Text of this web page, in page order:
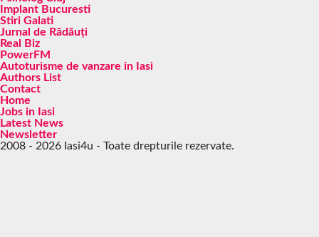
Implant Bucuresti
Stiri Galati
Jurnal de Rădăuți
Real Biz
PowerFM
Autoturisme de vanzare in Iasi
Authors List
Contact
Home
Jobs in Iasi
Latest News
Newsletter
2008 - 2026 Iasi4u - Toate drepturile rezervate.